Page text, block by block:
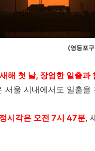
(영등포
새해 첫 날, 장엄한 일출과
서울 시내에서도 일출
시각은 오전 7시 47분,